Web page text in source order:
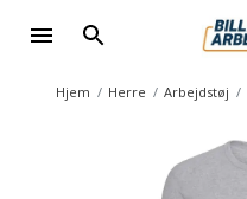
Hjem Herre Arbejdstøj